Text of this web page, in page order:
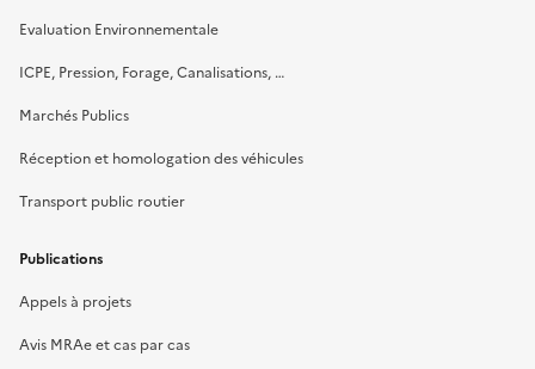
Evaluation Environnementale
ICPE, Pression, Forage, Canalisations, …
Marchés Publics
Réception et homologation des véhicules
Transport public routier
Publications
Appels à projets
Avis MRAe et cas par cas